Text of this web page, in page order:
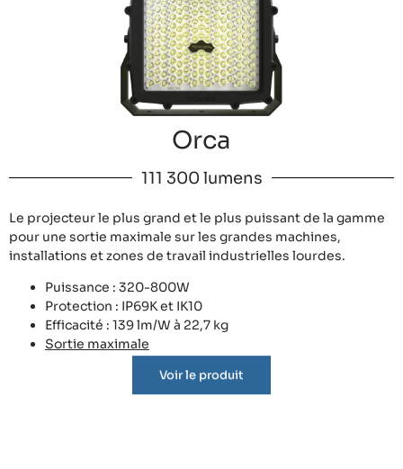
Orca
111 300 lumens
Le projecteur le plus grand et le plus puissant de la gamme
pour une sortie maximale sur les grandes machines,
installations et zones de travail industrielles lourdes.
Puissance : 320-800W
Protection : IP69K et IK10
Efficacité : 139 lm/W à 22,7 kg
Sortie maximale
Voir le produit